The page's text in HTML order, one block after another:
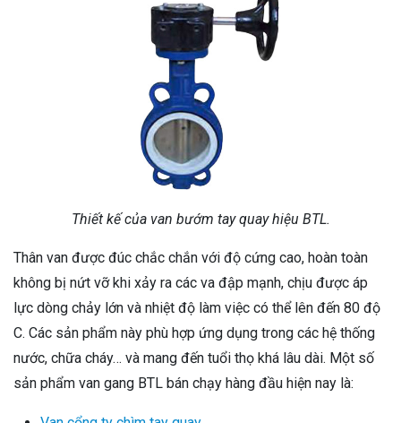
Thiết kế của van bướm tay quay hiệu BTL.
Thân van được đúc chắc chắn với độ cứng cao, hoàn toàn
không bị nứt vỡ khi xảy ra các va đập mạnh, chịu được áp
lực dòng chảy lớn và nhiệt độ làm việc có thể lên đến 80 độ
C. Các sản phẩm này phù hợp ứng dụng trong các hệ thống
nước, chữa cháy… và mang đến tuổi thọ khá lâu dài. Một số
sản phẩm van gang BTL bán chạy hàng đầu hiện nay là: